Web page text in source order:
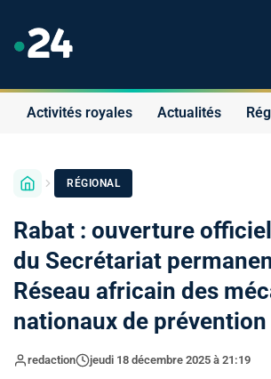
Activités royales Actualités
RÉGIONAL
Rabat : ouverture
du Secrétariat
Réseau africain des
nationaux de prévention
redaction jeudi 18 décembre 2025 à 21:19